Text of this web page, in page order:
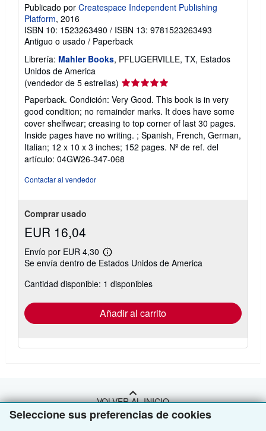
Seleccione sus preferencias de cookies
Publicado por Createspace Independent Publishing
Platform, 2016
ISBN 10: 1523263490 / ISBN 13: 9781523263493
Antiguo o usado / Paperback
Librería: Mahler Books, PFLUGERVILLE, TX, Estados
Unidos de America
(vendedor de 5 estrellas) Calificación
vendedor:
5
de
5
estrellas
Paperback. Condición: Very Good. This book is in very
good condition; no remainder marks. It does have some
cover shelfwear; creasing to top corner of last 30 pages.
Inside pages have no writing. ; Spanish, French, German,
Italian; 12 x 10 x 3 inches; 152 pages. Nº de ref. del
artículo: 04GW26-347-068
Contactar al vendedor
Comprar usado
EUR 16,04
Envío por EUR 4,30
Más
información
las
tarifas
envío
Se envía dentro de Estados Unidos de America
Cantidad disponible: 1 disponibles
Añadir al carrito
VOLVER AL INICIO